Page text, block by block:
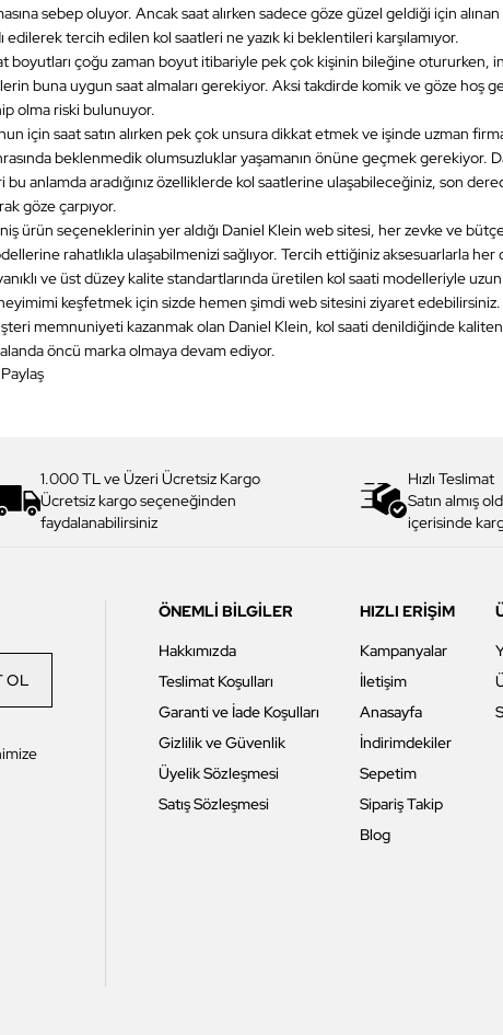
sebep oluyor. Ancak saat alırken sadece göze güzel geldiği için
edilerek tercih edilen kol saatleri ne yazık ki beklentileri karşılamıyor.
boyutları çoğu zaman boyut itibariyle pek çok kişinin bileğine otururken,
buna uygun saat almaları gerekiyor. Aksi takdirde komik ve göze hoş
olma riski bulunuyor.
için saat satın alırken pek çok unsura dikkat etmek ve işinde uzman
beklenmedik olumsuzluklar yaşamanın önüne geçmek gerekiyor.
bu anlamda aradığınız özelliklerde kol saatlerine ulaşabileceğiniz, son
göze çarpıyor.
ürün seçeneklerinin yer aldığı Daniel Klein web sitesi, her zevke ve
rahatlıkla ulaşabilmenizi sağlıyor. Tercih ettiğiniz aksesuarlarla her
ve üst düzey kalite standartlarında üretilen kol saati modelleriyle uzun
keşfetmek için sizde hemen şimdi web sitesini ziyaret edebilirsiniz.
memnuniyeti kazanmak olan Daniel Klein, kol saati denildiğinde
öncü marka olmaya devam ediyor.
Paylaş
1.000 TL ve Üzeri Ücretsiz Kargo
Ücretsiz kargo seçeneğinden
faydalanabilirsiniz
Hızlı Teslimat
Satın almış
içerisinde
OL
ÖNEMLİ BİLGİLER
Hakkımızda
Teslimat Koşulları
Garanti ve İade Koşulları
Gizlilik ve Güvenlik
Üyelik Sözleşmesi
Satış Sözleşmesi
HIZLI ERİŞİM
Kampanyalar
İletişim
Anasayfa
İndirimdekiler
Sepetim
Sipariş Takip
Blog